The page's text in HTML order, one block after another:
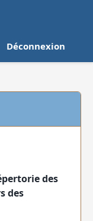
Déconnexion
des
des